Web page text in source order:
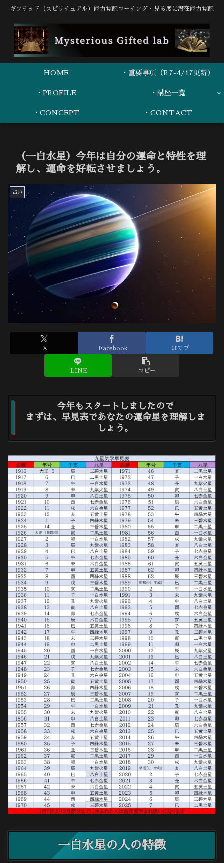
ギフテッド（スピリチュアル）能力覚醒コーチング・見る度に潜在能力覚醒
HOME ・重要事項（R7-4/17更新）
・PROFILE ・講座一覧
・CONCEPT ・CONTACT
（一白水星）今年は自分の運命と特性を理
解し、運命を好転させましょう。
占い
X Facebook はてブ
LINE コピー
今年もスタートしましたので
まずは、早見表であなたの運命星を理解しま
しょう。
一白水星の人の特徴